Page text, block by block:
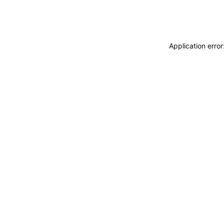
Application